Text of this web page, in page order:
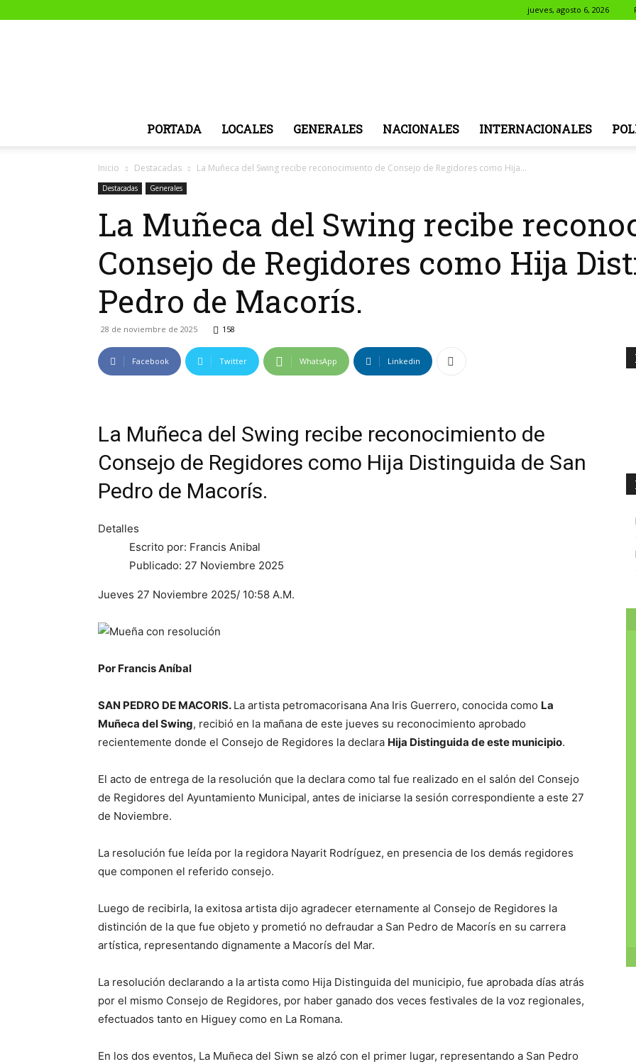
jueves, agosto 6, 2026
PORTADA LOCALES GENERALES NACIONALES INTERNACIONALES
Inicio Destacadas La Muñeca del Swing recibe reconocimiento de Consejo de Regidores como Hija...
Destacadas Generales
La Muñeca del Swing recibe
Consejo de Regidores como Hija
Pedro de Macorís.
28 de noviembre de 2025 158
Facebook Twitter WhatsApp Linkedin
La Muñeca del Swing recibe reconocimiento de
Consejo de Regidores como Hija Distinguida de San
Pedro de Macorís.
Detalles
Escrito por: Francis Anibal
Publicado: 27 Noviembre 2025
Jueves 27 Noviembre 2025/ 10:58 A.M.
Por Francis Aníbal
SAN PEDRO DE MACORIS. La artista petromacorisana Ana Iris Guerrero, conocida como La
Muñeca del Swing, recibió en la mañana de este jueves su reconocimiento aprobado
recientemente donde el Consejo de Regidores la declara Hija Distinguida de este municipio.
El acto de entrega de la resolución que la declara como tal fue realizado en el salón del Consejo
de Regidores del Ayuntamiento Municipal, antes de iniciarse la sesión correspondiente a este 27
de Noviembre.
La resolución fue leída por la regidora Nayarit Rodríguez, en presencia de los demás regidores
que componen el referido consejo.
Luego de recibirla, la exitosa artista dijo agradecer eternamente al Consejo de Regidores la
distinción de la que fue objeto y prometió no defraudar a San Pedro de Macorís en su carrera
artística, representando dignamente a Macorís del Mar.
La resolución declarando a la artista como Hija Distinguida del municipio, fue aprobada días atrás
por el mismo Consejo de Regidores, por haber ganado dos veces festivales de la voz regionales,
efectuados tanto en Higuey como en La Romana.
En los dos eventos, La Muñeca del Siwn se alzó con el primer lugar, representando a San Pedro